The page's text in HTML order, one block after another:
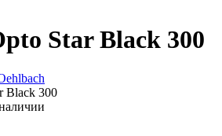
Star Black 300
Black 300